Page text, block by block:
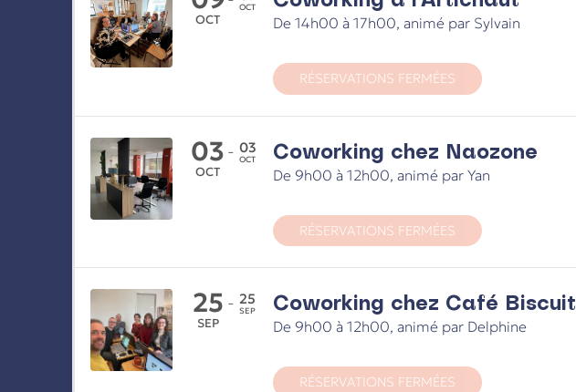
OCT
OCT
De 14h00 à 17h00, animé par Sylvain
RÉSERVATIONS FERMÉES
03
OCT
- 03
OCT Coworking chez Naozone
De 9h00 à 12h00, animé par Yan
RÉSERVATIONS FERMÉES
25
SEP
- 25
SEP Coworking chez Café Biscuit
De 9h00 à 12h00, animé par Delphine
RÉSERVATIONS FERMÉES